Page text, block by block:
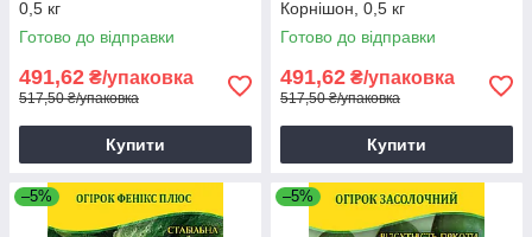
0,5 кг
Готово до відправки
491,62 ₴/упаковка
517,50 ₴/упаковка
Купити
Корнішон, 0,5 кг
Готово до відправки
491,62 ₴/упаковка
517,50 ₴/упаковка
Купити
–5% –5%